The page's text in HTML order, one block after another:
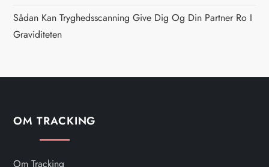
g
a
t
o
n
Sådan Kan Tryghedsscanning Give Dig Og Din Partner Ro I
Graviditeten
OM TRACKING
Om Tracking